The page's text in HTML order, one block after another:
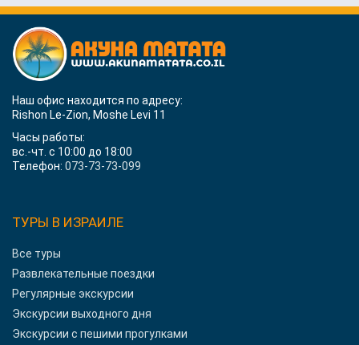
Наш офис находится по адресу:
Rishon Le-Zion, Moshe Levi 11
Часы работы:
вс.-чт. с 10:00 до 18:00
Телефон: 073-73-73-099
ТУРЫ В ИЗРАИЛЕ
Все туры
Развлекательные поездки
Регулярные экскурсии
Экскурсии выходного дня
Экскурсии с пешими прогулками